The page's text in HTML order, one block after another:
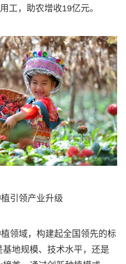
工，助农增收19亿元。
引领产业升级
领域，构建起全国领先的标
地规模、技术水平，还是